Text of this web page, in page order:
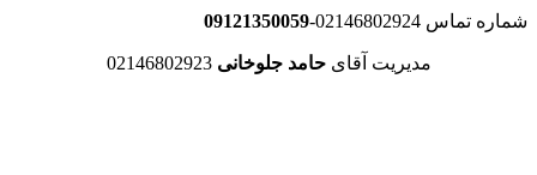
شماره تماس 02146802924- 09121350059
مدیریت آقایحامد جلوخانی 02146802923